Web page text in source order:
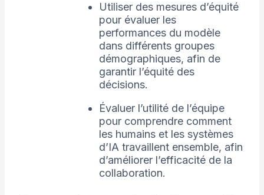
Utiliser des mesures d’équité
pour évaluer les
performances du modèle
dans différents groupes
démographiques, afin de
garantir l’équité des
décisions.
Évaluer l’utilité de l’équipe
pour comprendre comment
les humains et les systèmes
d’IA travaillent ensemble, afin
d’améliorer l’efficacité de la
collaboration.